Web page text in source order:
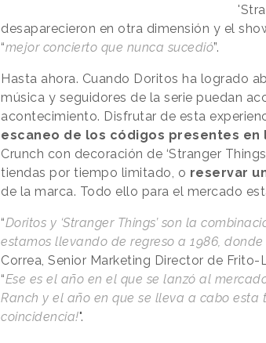
desaparecieron en otra dimensión y el
“mejor concierto que nunca sucedió”.
Hasta ahora. Cuando Doritos ha logrado
música y seguidores de la serie puedan
acontecimiento. Disfrutar de esta
escaneo de los códigos presentes en
Crunch con decoración de ‘Stranger
tiendas por tiempo limitado, o reservar
de la marca. Todo ello para el mercado
“Doritos y ‘Stranger Things’ son la
estamos llevando de regreso a 1986, donde
Correa, Senior Marketing Director de
“Ese es el año en el que se lanzó al
Ranch y el año en que se lleva a cabo esta
coincidencia!".